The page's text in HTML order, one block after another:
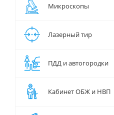
Микроскопы
Лазерный тир
ПДД и автогородки
Кабинет ОБЖ и НВП